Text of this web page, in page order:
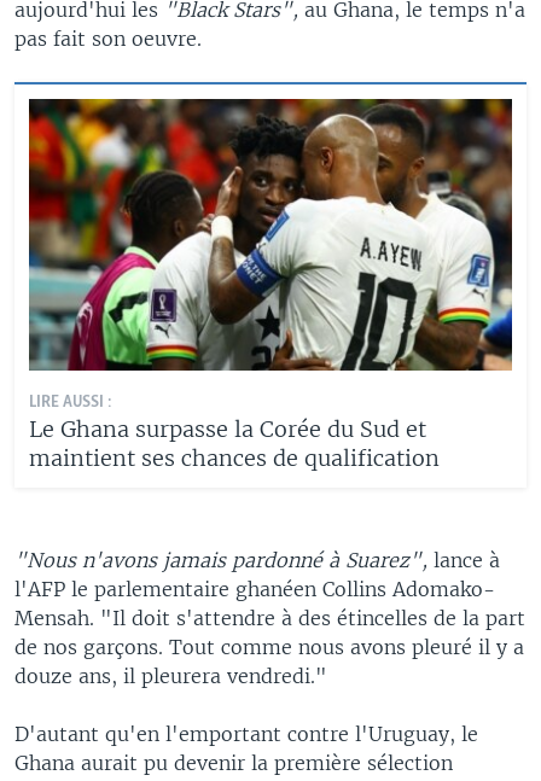
aujourd'hui les "Black Stars", au Ghana, le temps n'a
pas fait son oeuvre.
LIRE AUSSI :
Le Ghana surpasse la Corée du Sud et
maintient ses chances de qualification
"Nous n'avons jamais pardonné à Suarez", lance à
l'AFP le parlementaire ghanéen Collins Adomako-
Mensah. "Il doit s'attendre à des étincelles de la part
de nos garçons. Tout comme nous avons pleuré il y a
douze ans, il pleurera vendredi."
D'autant qu'en l'emportant contre l'Uruguay, le
Ghana aurait pu devenir la première sélection